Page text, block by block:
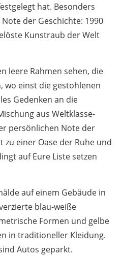
hat. Besonders
der Geschichte: 1990
Kunstraub der Welt
leere Rahmen sehen, die
wo einst die gestohlenen
Gedenken an die
aus Weltklasse-
persönlichen Note der
einer Oase der Ruhe und
auf Eure Liste setzen